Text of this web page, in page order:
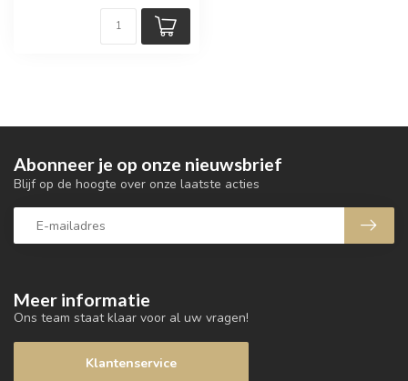
Meer informatie
Ons team staat klaar voor al uw vragen!
Klantenservice
Abonneer je op onze nieuwsbrief
Blijf op de hoogte over onze laatste acties